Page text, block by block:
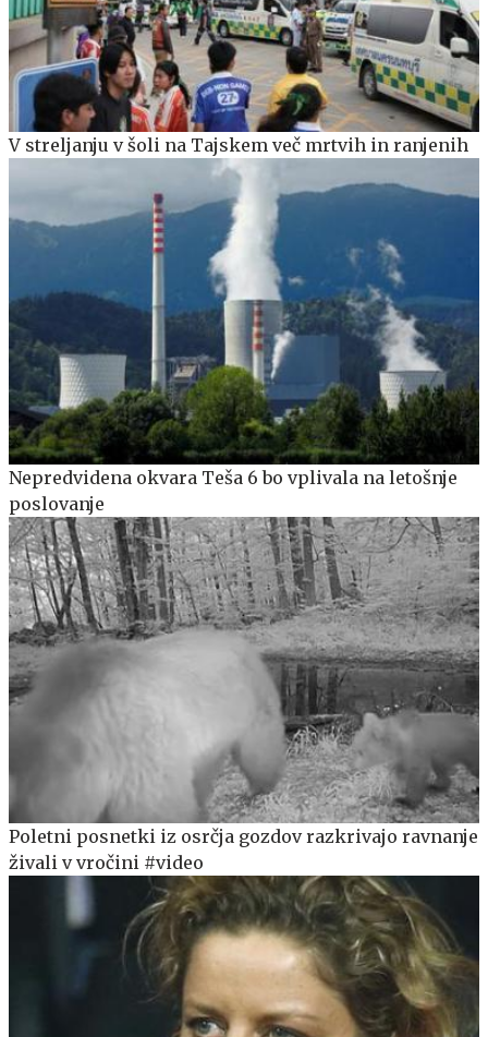
V streljanju v šoli na Tajskem več mrtvih in ranjenih
Nepredvidena okvara Teša 6 bo vplivala na letošnje
poslovanje
Poletni posnetki iz osrčja gozdov razkrivajo ravnanje
živali v vročini #video